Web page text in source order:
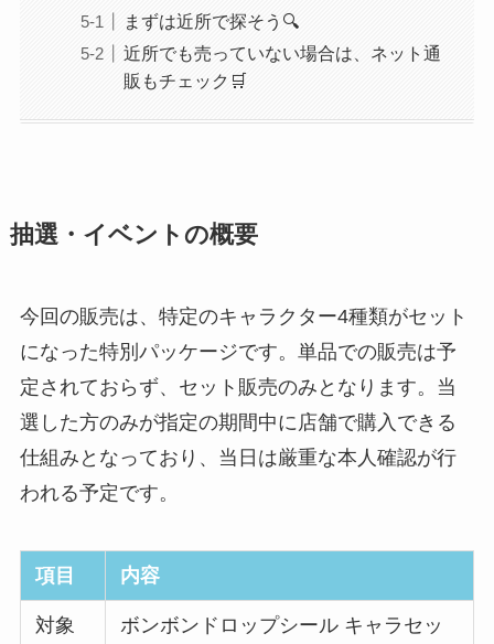
まずは近所で探そう🔍
近所でも売っていない場合は、ネット通
販もチェック🛒
抽選・イベントの概要
今回の販売は、特定のキャラクター4種類がセット
になった特別パッケージです。単品での販売は予
定されておらず、セット販売のみとなります。当
選した方のみが指定の期間中に店舗で購入できる
仕組みとなっており、当日は厳重な本人確認が行
われる予定です。
項目 内容
対象
ボンボンドロップシール キャラセッ